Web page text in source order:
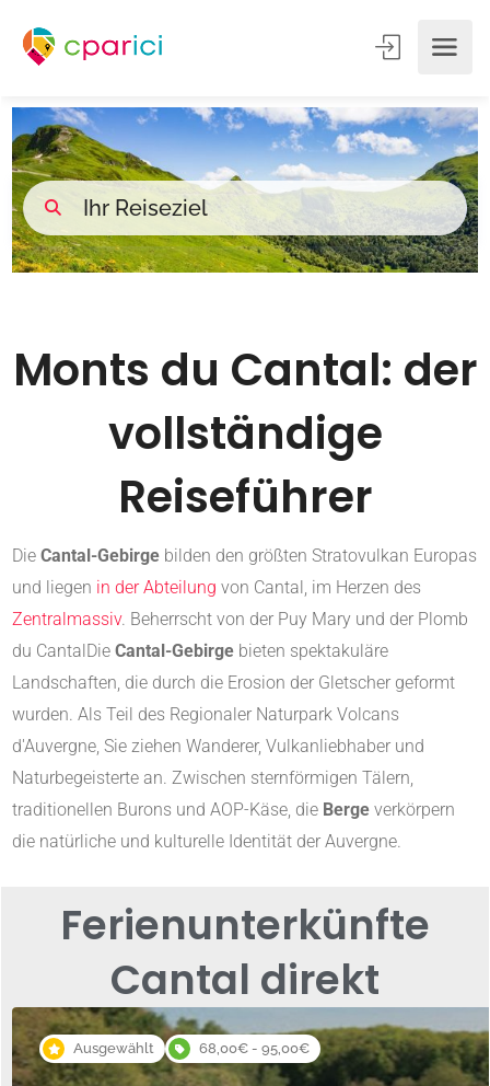
Monts du Cantal: der
vollständige
Reiseführer
Die Cantal-Gebirge bilden den größten Stratovulkan Europas
und liegen in der Abteilung von Cantal , im Herzen des
Zentralmassiv. Beherrscht von der Puy Mary und der Plomb
du CantalDie Cantal-Gebirge bieten spektakuläre
Landschaften, die durch die Erosion der Gletscher geformt
wurden. Als Teil des Regionaler Naturpark Volcans
d'Auvergne , Sie ziehen Wanderer, Vulkanliebhaber und
Naturbegeisterte an. Zwischen sternförmigen Tälern,
traditionellen Burons und AOP-Käse, die Berge verkörpern
die natürliche und kulturelle Identität der Auvergne.
Ferienunterkünfte
Cantal direkt
Ausgewählt 68,00€ - 95,00€